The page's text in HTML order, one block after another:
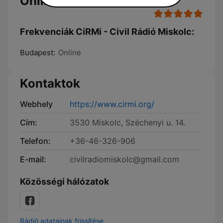
Frekvenciák CiRMi - Civil Rádió Miskolc:
Budapest: Online
Kontaktok
Webhely
https://www.cirmi.org/
Cím:
3530 Miskolc, Széchenyi u. 14.
Telefon:
+36-46-326-906
E-mail:
civilradiomiskolc@gmail.com
Közösségi hálózatok
Rádió adatainak frissítése